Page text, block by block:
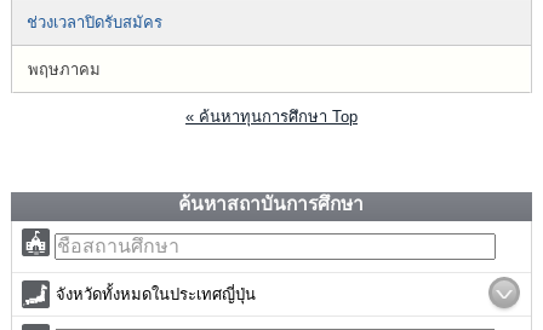
ช่วงเวลาปิดรับสมัคร
พฤษภาคม
« ค้นหาทุนการศึกษา Top
ค้นหาสถาบันการศึกษา
จังหวัดทั้งหมดในประเทศญี่ปุ่น